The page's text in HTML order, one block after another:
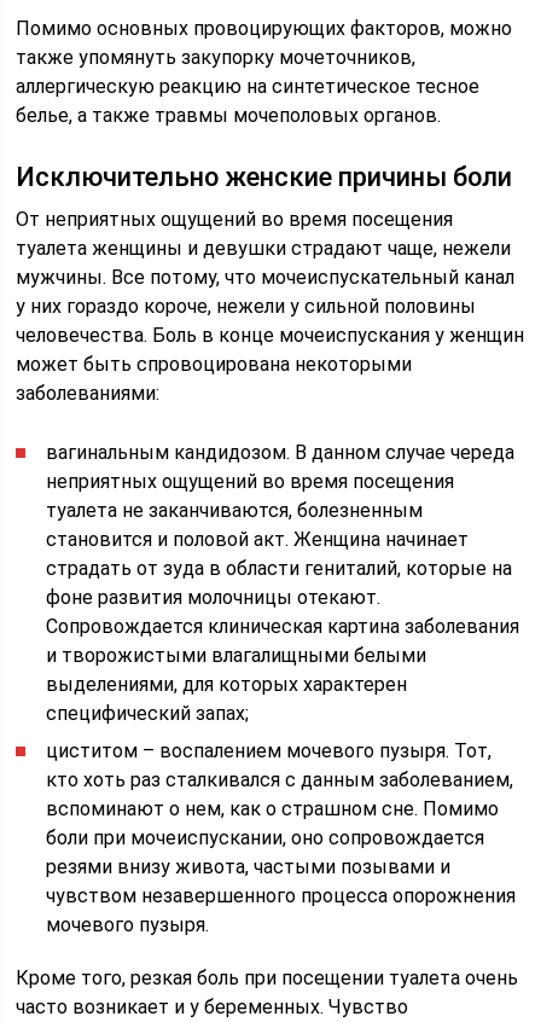
Помимо основных провоцирующих факторов, можно
также упомянуть закупорку мочеточников,
аллергическую реакцию на синтетическое тесное
белье, а также травмы мочеполовых органов.
Исключительно женские причины боли
От неприятных ощущений во время посещения
туалета женщины и девушки страдают чаще, нежели
мужчины. Все потому, что мочеиспускательный канал
у них гораздо короче, нежели у сильной половины
человечества. Боль в конце мочеиспускания у женщин
может быть спровоцирована некоторыми
заболеваниями:
вагинальным кандидозом. В данном случае череда
неприятных ощущений во время посещения
туалета не заканчиваются, болезненным
становится и половой акт. Женщина начинает
страдать от зуда в области гениталий, которые на
фоне развития молочницы отекают.
Сопровождается клиническая картина заболевания
и творожистыми влагалищными белыми
выделениями, для которых характерен
специфический запах;
циститом – воспалением мочевого пузыря. Тот,
кто хоть раз сталкивался с данным заболеванием,
вспоминают о нем, как о страшном сне. Помимо
боли при мочеиспускании, оно сопровождается
резями внизу живота, частыми позывами и
чувством незавершенного процесса опорожнения
мочевого пузыря.
Кроме того, резкая боль при посещении туалета очень
часто возникает и у беременных. Чувство